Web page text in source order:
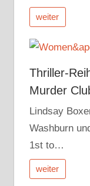
weiter
Thriller-
Murder
Lindsay
Washburn
1st to…
weiter